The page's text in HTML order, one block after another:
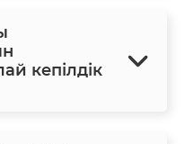
кепілдік